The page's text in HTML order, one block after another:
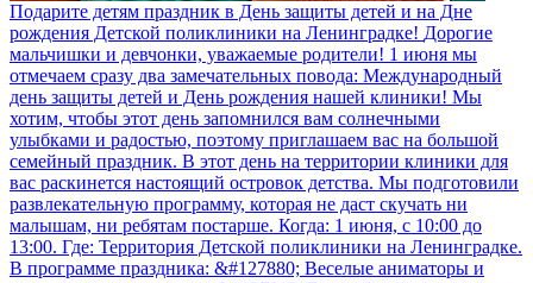
Подарите детям праздник в День защиты детей и на Дне
рождения Детской поликлиники на Ленинградке! Дорогие
мальчишки и девчонки, уважаемые родители! 1 июня мы
отмечаем сразу два замечательных повода: Международный
день защиты детей и День рождения нашей клиники! Мы
хотим, чтобы этот день запомнился вам солнечными
улыбками и радостью, поэтому приглашаем вас на большой
семейный праздник. В этот день на территории клиники для
вас раскинется настоящий островок детства. Мы подготовили
развлекательную программу, которая не даст скучать ни
малышам, ни ребятам постарше. Когда: 1 июня, с 10:00 до
13:00. Где: Территория Детской поликлиники на Ленинградке.
В программе праздника: &#127880; Веселые аниматоры и